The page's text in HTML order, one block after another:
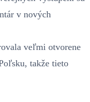
v nových
veľmi otvorene
takže tieto